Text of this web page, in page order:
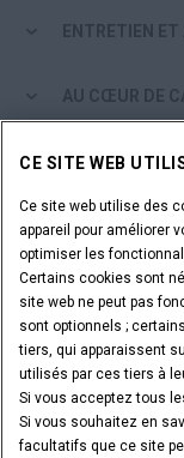
ENTRETIEN
AU CŒUR DE
PARCOURIR
ÊTES-VOUS
SE
VOULEZ-VOUS
SOUMETTEZ
CE SITE WEB
Ce site web utilise des
appareil pour améliorer
optimiser les
Certains cookies sont
site web ne peut pas
sont optionnels ;
tiers, qui apparaissent
utilisés par ces tiers à
Si vous acceptez tous
Si vous souhaitez en
facultatifs que ce site